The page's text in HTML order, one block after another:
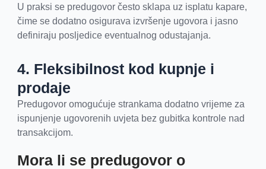
U praksi se predugovor često sklapa uz isplatu kapare,
čime se dodatno osigurava izvršenje ugovora i jasno
definiraju posljedice eventualnog odustajanja.
4. Fleksibilnost kod kupnje i
prodaje
Predugovor omogućuje strankama dodatno vrijeme za
ispunjenje ugovorenih uvjeta bez gubitka kontrole nad
transakcijom.
Mora li se predugovor o